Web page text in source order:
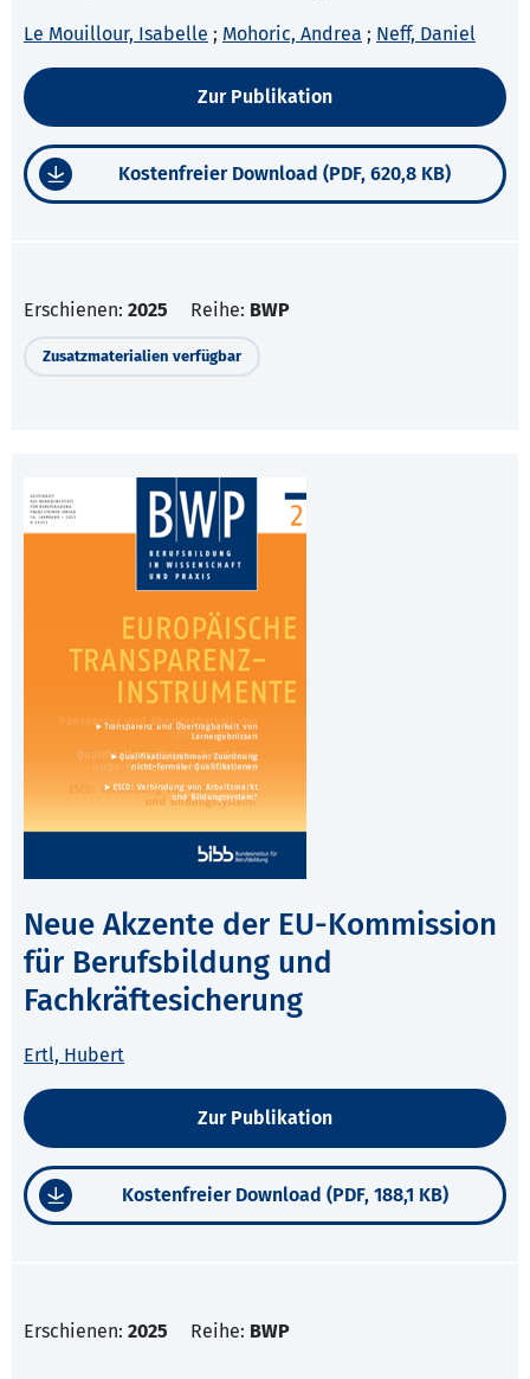
Le Mouillour, Isabelle ; Mohoric, Andrea ; Neff, Daniel
Zur Publikation
Kostenfreier Download (PDF, 620,8 KB)
Erschienen: 2025 Reihe: BWP
Zusatzmaterialien verfügbar
Neue Akzente der EU-Kommission
für Berufsbildung und
Fachkräftesicherung
Ertl, Hubert
Zur Publikation
Kostenfreier Download (PDF, 188,1 KB)
Erschienen: 2025 Reihe: BWP